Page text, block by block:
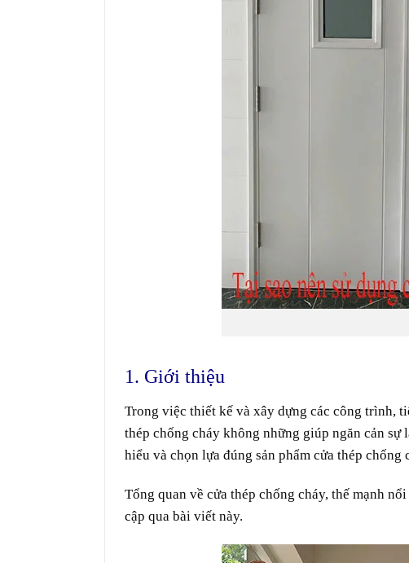
1. Giới thiệu
Trong việc thiết kế và xây dựng các công trình,
thép chống cháy không những giúp ngăn cảnsự
hiểu và chọn lựađúng sản phẩmcửa thép chống
Tổng quan về cửa thép chống cháy, thếmạnh
cập quabài viết này.